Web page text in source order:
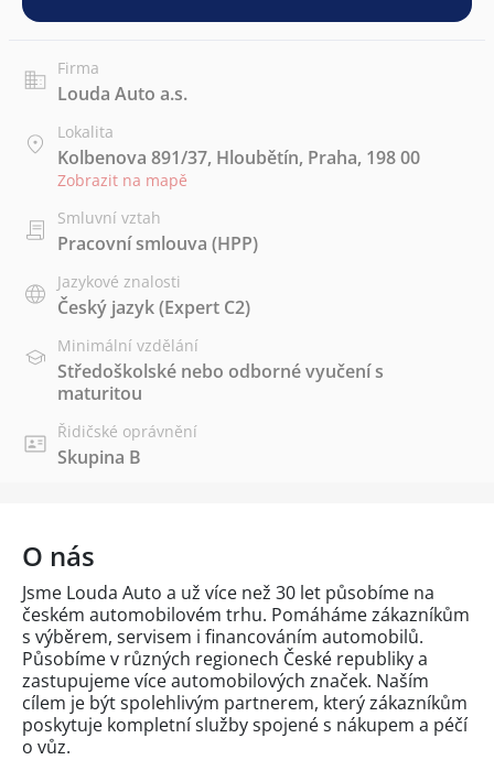
Firma
Louda Auto a.s.
Lokalita
Kolbenova 891/37, Hloubětín, Praha, 198 00
Zobrazit na mapě
Smluvní vztah
Pracovní smlouva (HPP)
Jazykové znalosti
Český jazyk(Expert C2)
Minimální vzdělání
Středoškolské nebo odborné vyučení s
maturitou
Řidičské oprávnění
Skupina B
O nás
Jsme Louda Auto a už více než 30 let působíme na
českém automobilovém trhu. Pomáháme zákazníkům
s výběrem, servisem i financováním automobilů.
Působíme v různých regionech České republiky a
zastupujeme více automobilových značek. Naším
cílem je být spolehlivým partnerem, který zákazníkům
poskytuje kompletní služby spojené s nákupem a péčí
o vůz.